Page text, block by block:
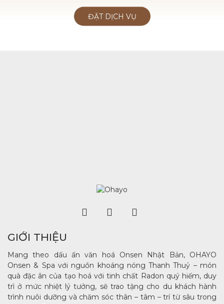
ĐẶT DỊCH VỤ
GIỚI THIỆU
Mang theo dấu ấn văn hoá Onsen Nhật Bản, OHAYO
Onsen & Spa với nguồn khoáng nóng Thanh Thuỷ – món
quà đặc ân của tạo hoá với tinh chất Radon quý hiếm, duy
trì ở mức nhiệt lý tưởng, sẽ trao tặng cho du khách hành
trình nuôi dưỡng và chăm sóc thân – tâm – trí từ sâu trong